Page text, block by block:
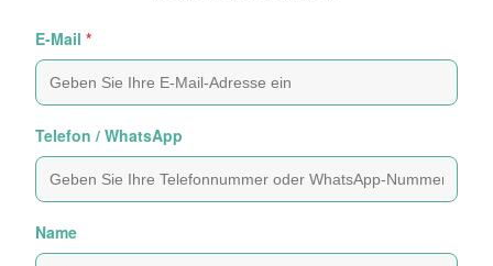
E-Mail *
Telefon / WhatsApp
Name